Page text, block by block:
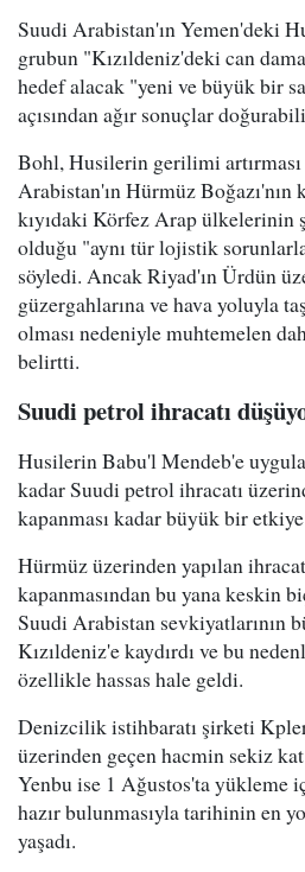
Suudi Arabistan'ın Yemen'deki
grubun "Kızıldeniz'deki can
hedef alacak "yeni ve büyük bir
açısından ağır sonuçlar
Bohl, Husilerin gerilimi
Arabistan'ın Hürmüz Boğazı'nın
kıyıdaki Körfez Arap ülkelerinin
olduğu "aynı tür lojistik
söyledi. Ancak Riyad'ın Ürdün
güzergahlarına ve hava yoluyla
olması nedeniyle muhtemelen
belirtti.
Suudi petrol ihracatı
Husilerin Babu'l Mendeb'e
kadar Suudi petrol ihracatı
kapanması kadar büyük bir
Hürmüz üzerinden yapılan
kapanmasından bu yana keskin
Suudi Arabistan sevkiyatlarının
Kızıldeniz'e kaydırdı ve bu
özellikle hassas hale geldi.
Denizcilik istihbaratı şirketi
üzerinden geçen hacmin sekiz
Yenbu ise 1 Ağustos'ta yükleme
hazır bulunmasıyla tarihinin en
yaşadı.